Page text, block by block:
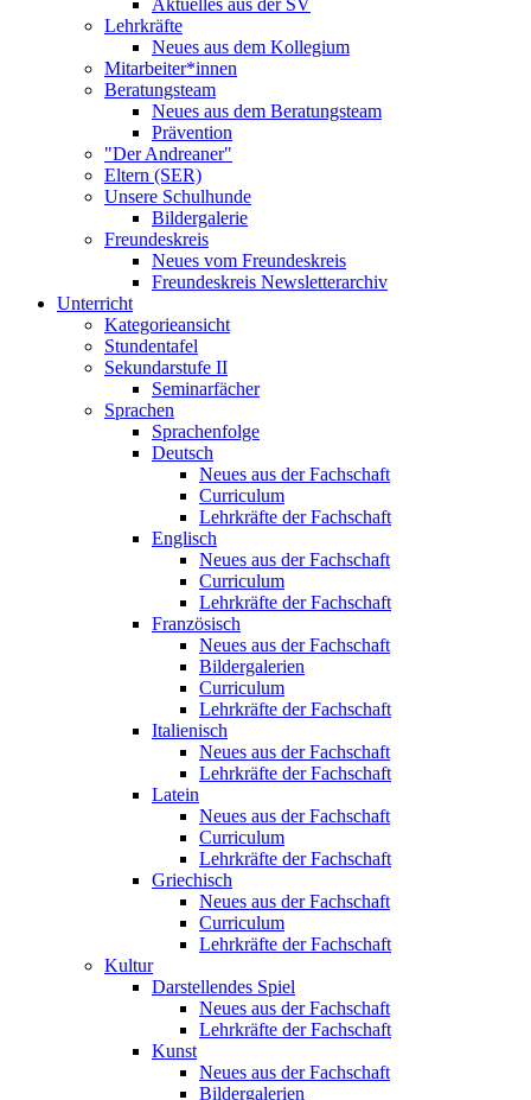
Aktuelles aus der SV
Lehrkräfte
Neues aus dem Kollegium
Mitarbeiter*innen
Beratungsteam
Neues aus dem Beratungsteam
Prävention
"Der Andreaner"
Eltern (SER)
Unsere Schulhunde
Bildergalerie
Freundeskreis
Neues vom Freundeskreis
Freundeskreis Newsletterarchiv
Unterricht
Kategorieansicht
Stundentafel
Sekundarstufe II
Seminarfächer
Sprachen
Sprachenfolge
Deutsch
Neues aus der Fachschaft
Curriculum
Lehrkräfte der Fachschaft
Englisch
Neues aus der Fachschaft
Curriculum
Lehrkräfte der Fachschaft
Französisch
Neues aus der Fachschaft
Bildergalerien
Curriculum
Lehrkräfte der Fachschaft
Italienisch
Neues aus der Fachschaft
Lehrkräfte der Fachschaft
Latein
Neues aus der Fachschaft
Curriculum
Lehrkräfte der Fachschaft
Griechisch
Neues aus der Fachschaft
Curriculum
Lehrkräfte der Fachschaft
Kultur
Darstellendes Spiel
Neues aus der Fachschaft
Lehrkräfte der Fachschaft
Kunst
Neues aus der Fachschaft
Bildergalerien